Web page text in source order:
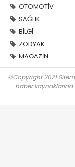
OTOMOTİV
SAĞLIK
BİLGİ
ZODYAK
MAGAZİN
©Copyright 2021
haber